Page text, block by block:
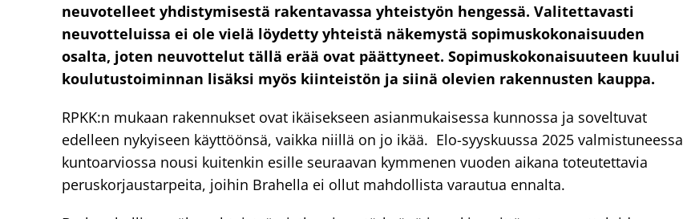
Yhteystiedot
Verkostolle
In English
neuvotelleet yhdistymisestä rakentavassa yhteistyön hengessä. Valitettavasti
neuvotteluissa ei ole vielä löydetty yhteistä näkemystä sopimuskokonaisuuden
osalta, joten neuvottelut tällä erää ovat päättyneet. Sopimuskokonaisuuteen kuului
koulutustoiminnan lisäksi myös kiinteistön ja siinä olevien rakennusten kauppa.
RPKK:n mukaan rakennukset ovat ikäisekseen asianmukaisessa kunnossa ja soveltuvat
edelleen nykyiseen käyttöönsä, vaikka niillä on jo ikää. Elo-syyskuussa 2025 valmistuneessa
kuntoarviossa nousi kuitenkin esille seuraavan kymmenen vuoden aikana toteutettavia
peruskorjaustarpeita, joihin Brahella ei ollut mahdollista varautua ennalta.